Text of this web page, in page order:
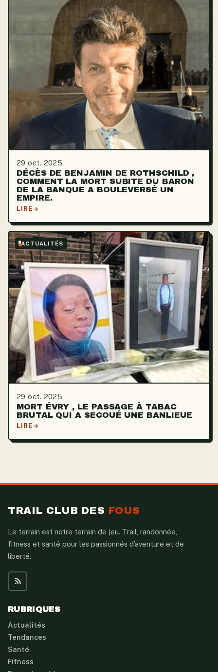
29 oct. 2025
DÉCÈS DE BENJAMIN DE ROTHSCHILD ,
COMMENT LA MORT SUBITE DU BARON
DE LA BANQUE A BOULEVERSÉ UN
EMPIRE.
LIRE
ACTUALITÉS
29 oct. 2025
MORT ÉVRY , LE PASSAGE À TABAC
BRUTAL QUI A SECOUÉ UNE BANLIEUE
LIRE
TRAIL CLUB DES FOUS
Le terrain est notre terrain de jeu. Trail, randonnée,
fitness et santé pour les passionnés d’aventure et de
liberté.
RUBRIQUES
Actualités
Tendances
Santé
Fitness